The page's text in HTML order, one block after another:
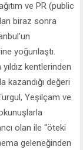
ve PR (public
biraz sonra
yoğunlaştı.
kentlerinden
kazandığı değeri
Yeşilçam ve
olan ile “öteki
geleneğinden